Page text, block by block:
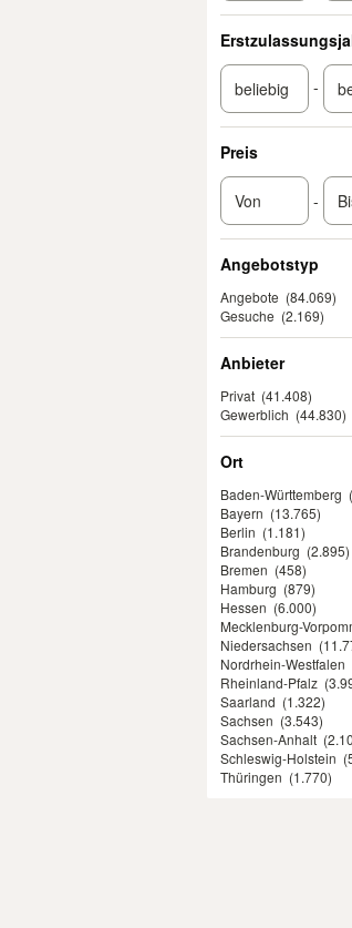
-
Preis
-
Angebotstyp
Angebote (84.069)
Gesuche (2.169)
Anbieter
Privat (41.408)
Gewerblich (44.830)
Ort
Baden-Württemberg
Bayern (13.765)
Berlin (1.181)
Brandenburg (2.895)
Bremen (458)
Hamburg (879)
Hessen (6.000)
Mecklenburg-
Niedersachsen
Nordrhein-Westfalen
Rheinland-Pfalz
Saarland (1.322)
Sachsen (3.543)
Sachsen-Anhalt
Schleswig-Holstein
Thüringen (1.770)